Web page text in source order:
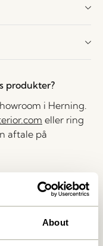
About
produkter?
i Herning.
eller ring
aftale på